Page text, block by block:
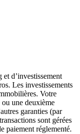
d’investissement
Les investissements
Votre
ou une deuxième
garanties (par
sont gérées
paiement réglementé.